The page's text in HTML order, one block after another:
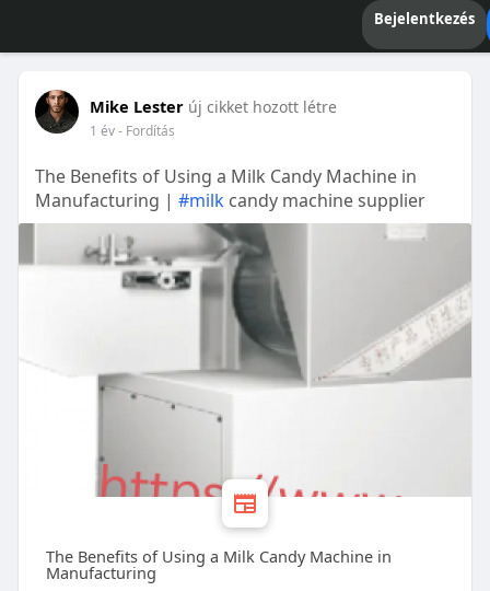
Bejelentkezés
Mike Lester új cikket hozott létre
1 év- Fordítás
The Benefits of Using a Milk Candy Machine in
Manufacturing | #milkcandy machine supplier
The Benefits of Using a Milk Candy Machine in
Manufacturing